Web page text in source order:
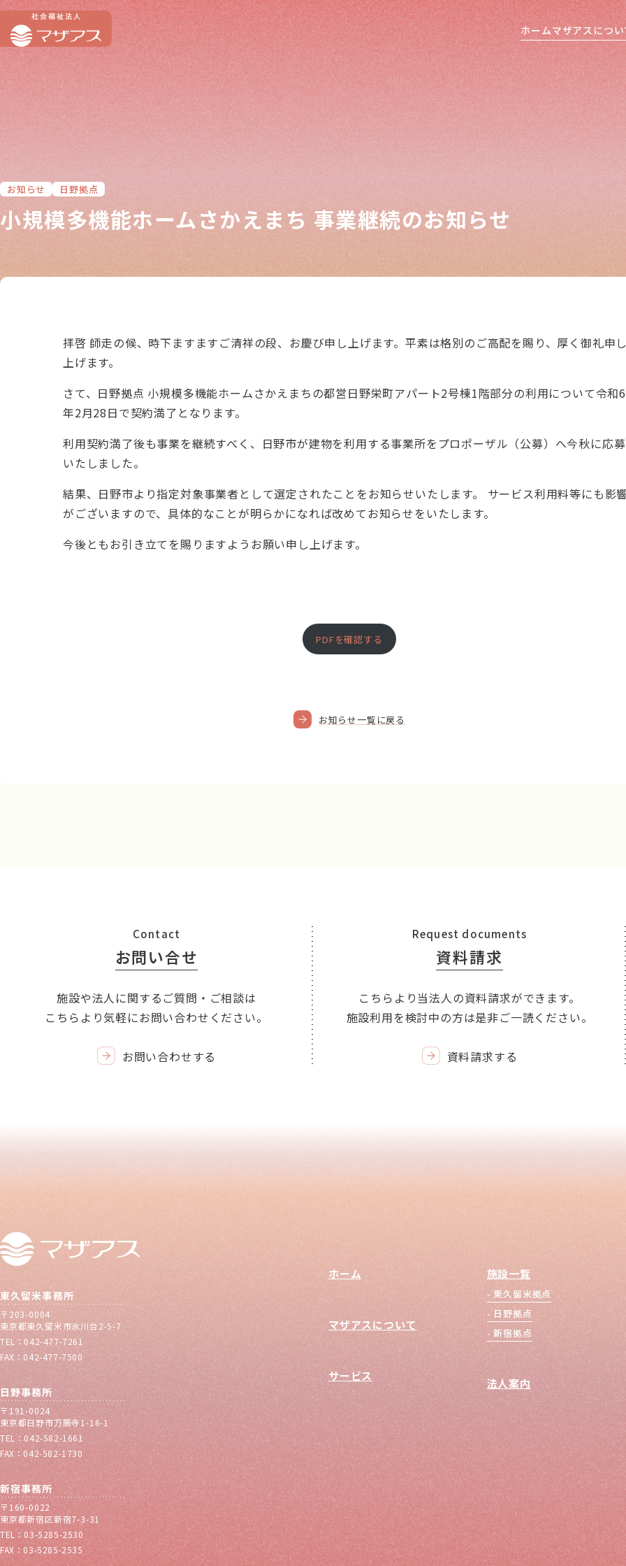
ホームマザアスにつ
お知らせ 日野拠点
小規模多機能ホームさかえまち 事業継続のお知らせ
拝啓 師走の候、時下ますますご清祥の段、お慶び申し上げます。平素は格別のご高配を賜り、厚く御礼申
上げます。
さて、日野拠点 小規模多機能ホームさかえまちの都営日野栄町アパート2号棟1階部分の利用について令和6
年2月28日で契約満了となります。
利用契約満了後も事業を継続すべく、日野市が建物を利用する事業所をプロポーザル（公募）へ今秋に応募
いたしました。
結果、日野市より指定対象事業者として選定されたことをお知らせいたします。 サービス利用料等にも影
がございますので、具体的なことが明らかになれば改めてお知らせをいたします。
今後ともお引き立てを賜りますようお願い申し上げます。
PDFを確認する
お知らせ一覧に戻る
Contact
お問い合せ
施設や法人に関するご質問・ご相談は
こちらより気軽にお問い合わせください。
お問い合わせする
Request documents
資料請求
こちらより当法人の資料請求ができます。
施設利用を検討中の方は是非ご一読ください。
資料請求する
東久留米事務所
〒203-0004
東京都東久留米市氷川台2-5-7
TEL：042-477-7261
FAX：042-477-7500
日野事務所
〒191-0024
東京都日野市万願寺1-16-1
TEL：042-582-1661
FAX：042-582-1730
新宿事務所
〒160-0022
東京都新宿区新宿7-3-31
TEL：03-5285-2530
FAX：03-5285-2535
ホーム
マザアスについて
サービス
施設一覧
東久留米拠点
日野拠点
新宿拠点
法人案内